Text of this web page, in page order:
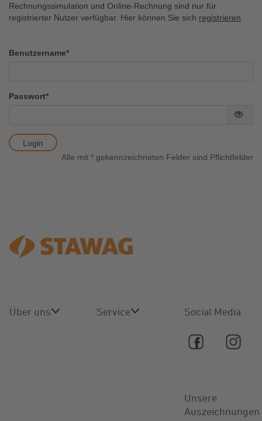
Elektromobilität
Umzugsservice
Energieberatung
Kündigung Treue-Bonus
Rechnungssimulation und Online-Rechnung sind nur für
registrierter Nutzer verfügbar. Hier können Sie sich registrieren
Ihre
Benutzername*
Passwort*
Login
Alle mit * gekennzeichneten Felder sind Pflichtfelder
Über uns Service Social Media
Unsere
Auszeichnungen